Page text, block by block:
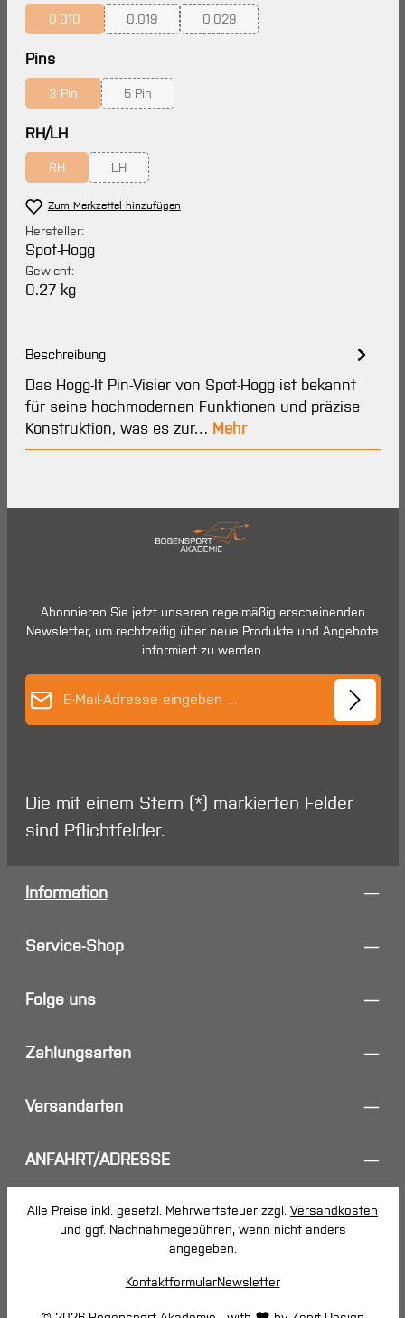
0.010
(Diese Option ist zurzeit nicht verfügbar.)
0.019
(Diese Option ist zurzeit nicht verfügbar.)
0.029
(Diese Option ist zurzeit nicht
Pinsauswählen
3 Pin
(Diese Option ist zurzeit nicht verfügbar.)
5 Pin
(Diese Option ist zurzeit nicht verfügbar.)
RH/LHauswählen
RH
(Diese Option ist zurzeit nicht verfügbar.)
LH
(Diese Option ist zurzeit nicht verfügbar.)
Zum Merkzettel hinzufügen
Hersteller:
Spot-Hogg
Gewicht:
0.27 kg
Beschreibung
Das Hogg-It Pin-Visier von Spot-Hogg ist bekannt
für seine hochmodernen Funktionen und präzise
Konstruktion, was es zur… Mehr
Abonnieren Sie jetzt unseren regelmäßig erscheinenden
Newsletter, um rechtzeitig über neue Produkte und Angebote
informiert zu werden.
Die mit einem Stern (*) markierten Felder
sind Pflichtfelder.
Information
Service-Shop
Folge uns
Zahlungsarten
Versandarten
ANFAHRT/ADRESSE
Alle Preise inkl. gesetzl. Mehrwertsteuer zzgl. Versandkosten
und ggf. Nachnahmegebühren, wenn nicht anders
angegeben.
KontaktformularNewsletter